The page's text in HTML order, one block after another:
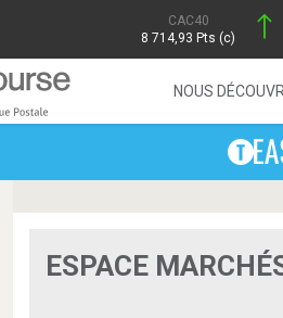
CAC40
8 714,93 Pts (c)
NOUS
ESPACE